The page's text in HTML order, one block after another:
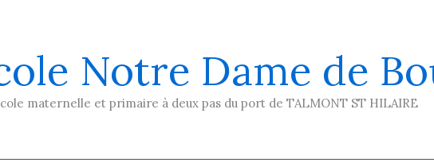
Notre Dame de
maternelle et primaire à deux pas du port de TALMONT ST HILAIRE